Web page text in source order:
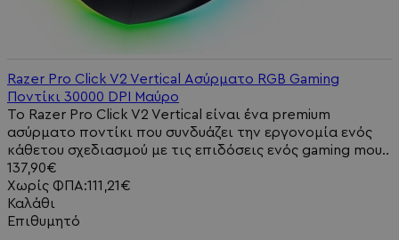
Razer Pro Click V2 Vertical Ασύρματο RGB Gaming
Ποντίκι 30000 DPI Μαύρο
Το Razer Pro Click V2 Vertical είναι ένα premium
ασύρματο ποντίκι που συνδυάζει την εργονομία ενός
κάθετου σχεδιασμού με τις επιδόσεις ενός gaming mou..
137,90€
Χωρίς ΦΠΑ:111,21€
Καλάθι
Επιθυμητό